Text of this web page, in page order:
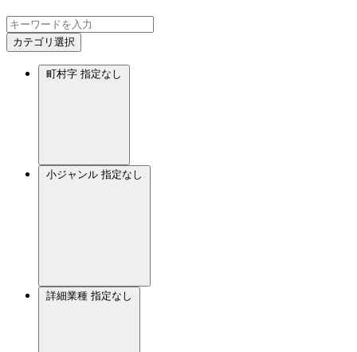
カテゴリ選択
町村字 指定なし
小ジャンル 指定なし
詳細業種 指定なし